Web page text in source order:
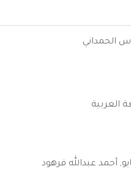
الحمداني
العربية
أحمد عبدالله فرهود